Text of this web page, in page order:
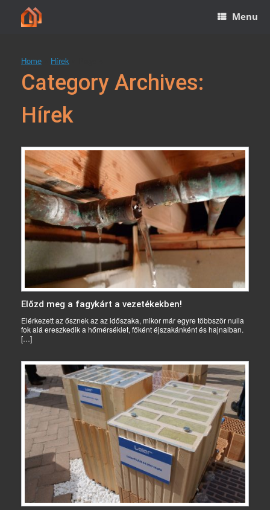
content
Menu
Home Hírek
Category Archives:
Hírek
Előzd meg a fagykárt a vezetékekben!
Elérkezett az ősznek az az időszaka, mikor már egyre többször nulla
fok alá ereszkedik a hőmérséklet, főként éjszakánként és hajnalban.
[…]